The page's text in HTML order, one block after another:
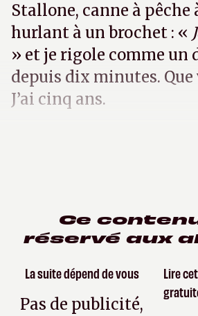
Stallone, canne à pêche
hurlant à un brochet : «
» et je rigole comme un
depuis dix minutes. Que
J’ai cinq ans.
Ce
réservé aux
La suite dépend de vous
Pas de publicité,
Lire